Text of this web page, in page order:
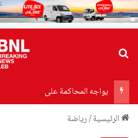
يواجه المحاكمة على خلفية ملف
الرئيسية/رياضة